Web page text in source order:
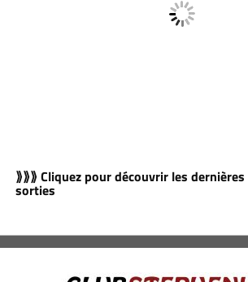
⟫⟫⟫ Cliquez pour découvrir les
sorties